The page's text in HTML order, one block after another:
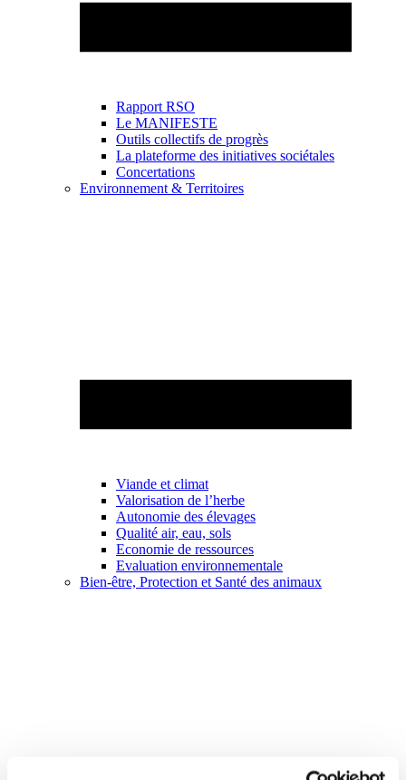
Rapport RSO
Le MANIFESTE
Outils collectifs de progrès
La plateforme des initiatives sociétales
Concertations
Environnement & Territoires
Viande et climat
Valorisation de l’herbe
Autonomie des élevages
Qualité air, eau, sols
Economie de ressources
Evaluation environnementale
Bien-être, Protection et Santé des animaux